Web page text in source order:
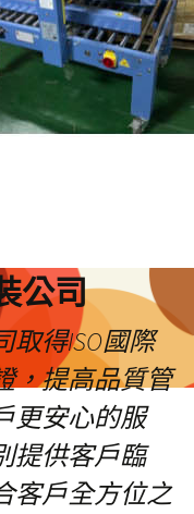
公司
取得ISO國際
，提高品質管
更安心的服
提供客戶臨
客戶全方位之